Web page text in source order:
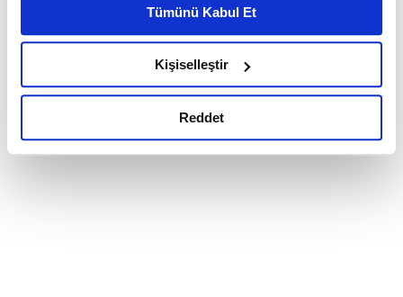
Metnimizi ziyaret edebilirsiniz.
6698 sayılı Kişisel Verilerin Korunması Kanunu uyarınca
okumak ve sitemizi ziyaretiniz kapsamında
gerçekleştirilen veri işleme faaliyetleri ile ilgili daha
detaylı bilgi almak için lütfentıklayınız.
Tümünü Kabul Et
Kişiselleştir
Reddet